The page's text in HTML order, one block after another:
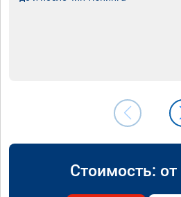
Стоимость: от